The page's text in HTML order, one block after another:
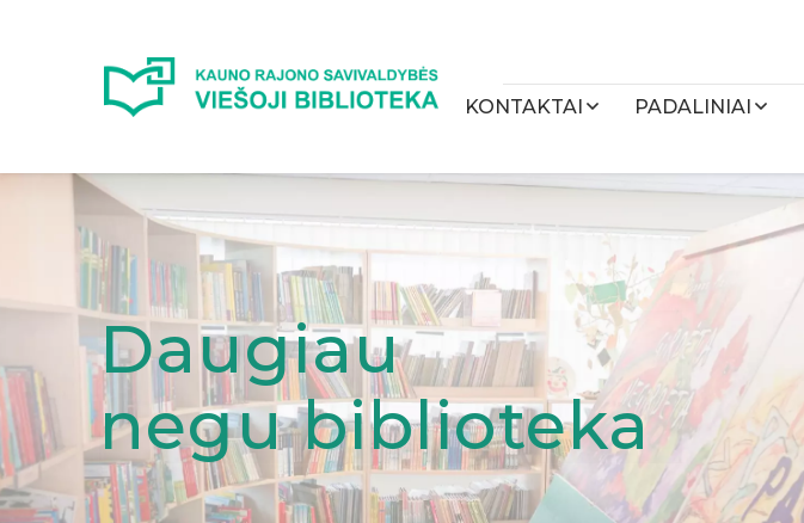
KONTAKTAI PADALINIAI
Daugiau
negu biblioteka